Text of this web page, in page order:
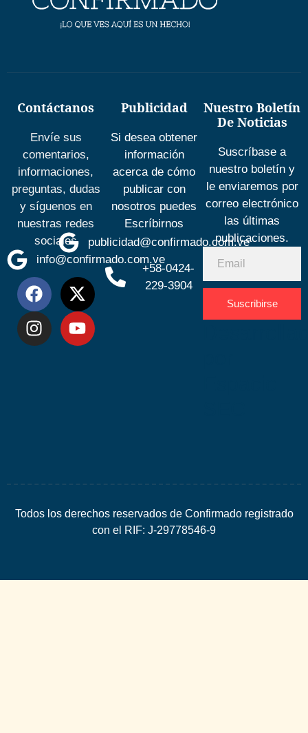
Contáctanos
Envíe sus
comentarios,
informaciones,
preguntas, dudas
y síguenos en
nuestras redes
sociales
info@confirmado.com.ve
Publicidad
Si desea obtener
información
acerca de cómo
publicar con
nosotros puedes
Escríbirnos
publicidad@confirmado.com.ve
+58-0424-
229-3904
Nuestro Boletín
De Noticias
Suscríbase a
nuestro boletín y
le enviaremos por
correo electrónico
las últimas
publicaciones.
Suscribirse
Todos los derechos reservados de Confirmado registrado
con el RIF: J-29778546-9